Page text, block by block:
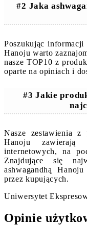
#2 Jaka
Poszukując informacji
Hanoju warto
nasze TOP10 z
oparte na opiniach i
#3 Jakie
Nasze zestawienia z
Hanoju zawierają
internetowych, na
Znajdujące się
ashwagandhą
przez kupujących.
Uniwersytet
Opinie